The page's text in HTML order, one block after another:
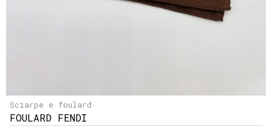
Sciarpe e foulard
FOULARD FENDI